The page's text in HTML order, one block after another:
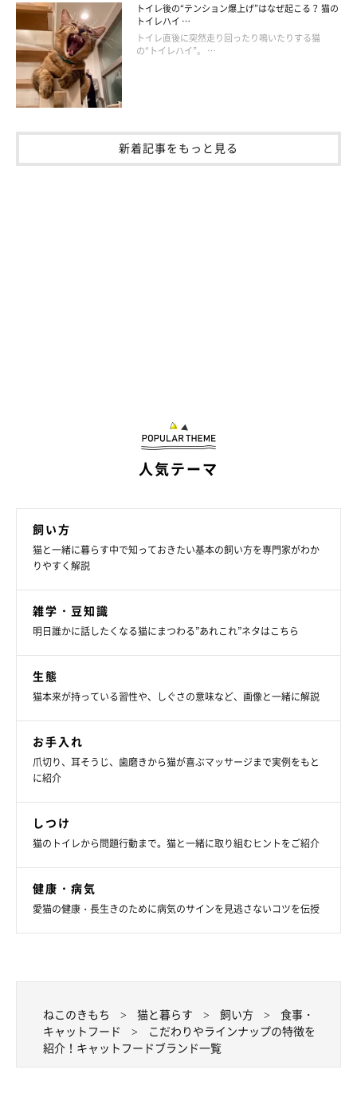
にファンも多い。
［ウエット］ 子猫用 成猫用 高齢期用（ハイシニア用あり）
ートのM＆M’Sやスニッカーズも有名。ペットケア部門はベルギ
ーに本部を置く。75年以上の実績があり、世界で27のブランド
「ねこ、まっしぐら♪」のＣＭでおなじみ。日本で約35年の歴史
テージ別にドライ・ウエットとも商品がそろう。ウエットフード
のバリエーションが豊富なのが特徴。
「シーバ」
トイレ後の“テンション爆上げ”はなぜ起こる？ 猫の
トイレハイ …
トイレ直後に突然走り回ったり鳴いたりする猫
の“トイレハイ”。 …
新着記事をもっと見る
人気テーマ
飼い方
猫と一緒に暮らす中で知っておきたい基本の飼い方を専門家がわか
りやすく解説
雑学・豆知識
明日誰かに話したくなる猫にまつわる”あれこれ”ネタはこちら
生態
猫本来が持っている習性や、しぐさの意味など、画像と一緒に解説
お手入れ
爪切り、耳そうじ、歯磨きから猫が喜ぶマッサージまで実例をもと
に紹介
しつけ
猫のトイレから問題行動まで。猫と一緒に取り組むヒントをご紹介
健康・病気
愛猫の健康・長生きのために病気のサインを見逃さないコツを伝授
ねこのきもち 猫と暮らす 飼い方
食事・
キャットフード
こだわりやラインナップの特徴を
紹介！キャットフードブランド一覧